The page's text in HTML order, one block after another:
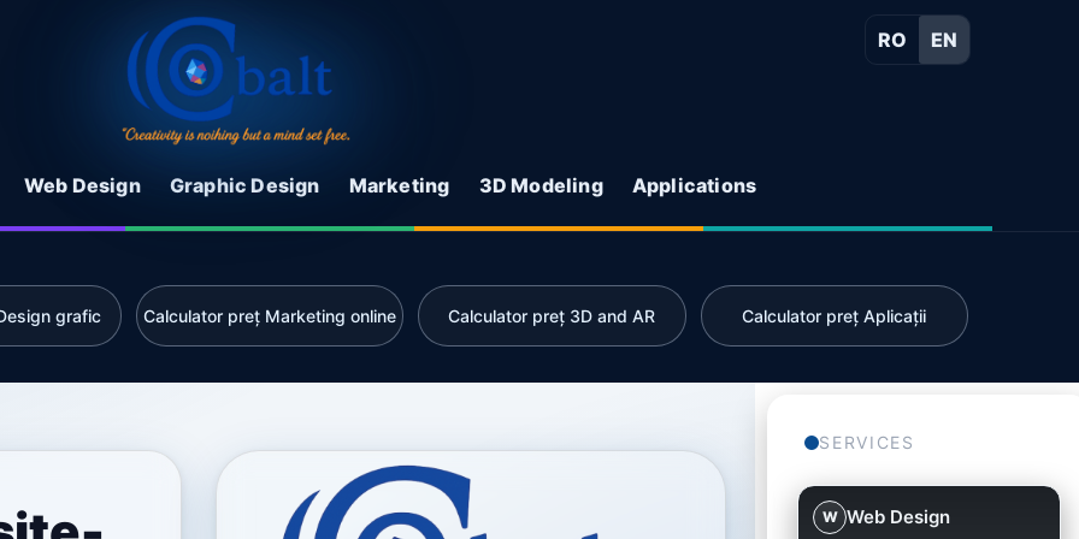
RO EN
Web Design Graphic Design Marketing 3D Modeling Applications
grafic Calculator preț Marketing online Calculator preț 3D and AR Calculator preț Aplicații
SERVICES
W Web Design